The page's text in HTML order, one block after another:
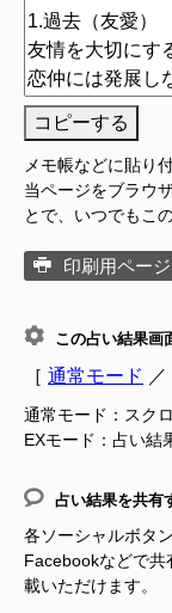
コピーする
メモ帳などに貼り
当ページをブラウ
とで、いつでもこ
印刷用ペー
この占い結果画
［ 通常モード ／
通常モード：スク
EXモード：占い結
占い結果を共有
各ソーシャルボタ
Facebookなどで共
載いただけます。